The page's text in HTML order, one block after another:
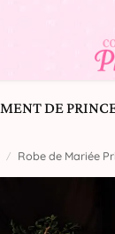
DE
/ Robe de Mariée